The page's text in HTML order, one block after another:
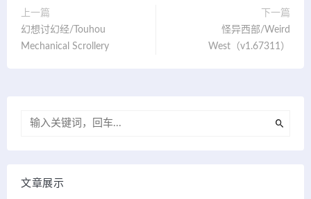
上一篇
幻想讨幻经/Touhou
Mechanical Scrollery
下一篇
怪异西部/Weird
West（v1.67311）
文章展示